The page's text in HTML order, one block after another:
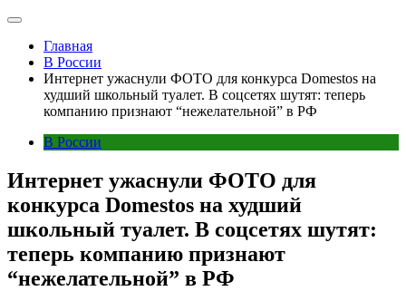
Главная
В России
Интернет ужаснули ФОТО для конкурса Domestos на
худший школьный туалет. В соцсетях шутят: теперь
компанию признают “нежелательной” в РФ
В России
Интернет ужаснули ФОТО для
конкурса Domestos на худший
школьный туалет. В соцсетях шутят:
теперь компанию признают
“нежелательной” в РФ